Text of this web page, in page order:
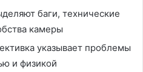
баги, технические
камеры
указывает проблемы
и физикой